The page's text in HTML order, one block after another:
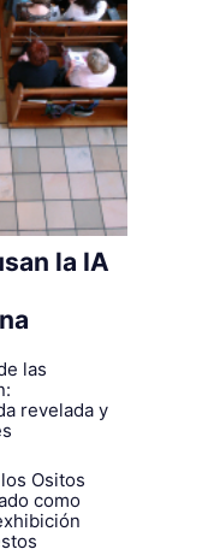
la IA
las
revelada y
Ositos
como